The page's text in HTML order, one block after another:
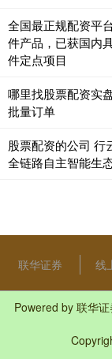
全国最正规配资平
件产品，已获国内
件定点项目
哪里找股票配资实
批量订单
股票配资的公司 行
全链路自主智能生
联华证券 线
Powered by 联华